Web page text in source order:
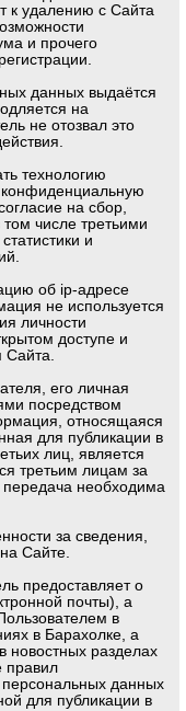
к удалению с Сайта
и прочего
данных выдаётся
на
не отозвал это
технологию
на сбор,
числе третьими
и
об ip-адресе
не используется
личности
доступе и
Сайта.
его личная
посредством
относящаяся
для публикации в
лиц, является
третьим лицам за
передача необходима
за сведения,
Сайте.
предоставляет о
почты), а
в
в Барахолке, а
новостных разделах
правил
данных
для публикации в